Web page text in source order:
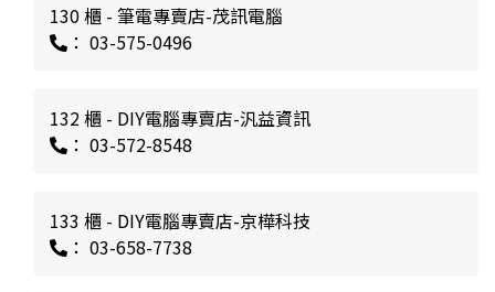
130 櫃 - 筆電專賣店-茂訊電腦
： 03-575-0496
132 櫃 - DIY電腦專賣店-汎益資訊
： 03-572-8548
133 櫃 - DIY電腦專賣店-京樺科技
： 03-658-7738